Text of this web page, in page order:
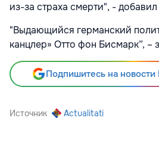
из-за страха смерти", -
"Выдающийся германский
канцлер» Отто фон Бисмарк”, –
Подпишитесь на
Источник Actualitati